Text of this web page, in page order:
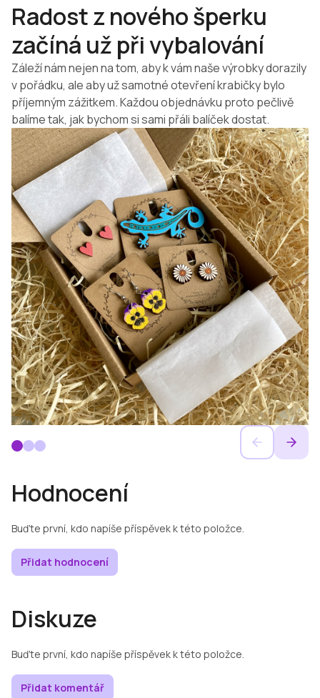
Hodnocení
Buďte první, kdo napíše příspěvek k této položce.
Přidat hodnocení
Diskuze
Buďte první, kdo napíše příspěvek k této položce.
Přidat komentář
Radost z nového šperku
začíná už při vybalování
Záleží nám nejen na tom, aby k vám naše výrobky dorazily
v pořádku, ale aby už samotné otevření krabičky bylo
příjemným zážitkem. Každou objednávku proto pečlivě
balíme tak, jak bychom si sami přáli balíček dostat.